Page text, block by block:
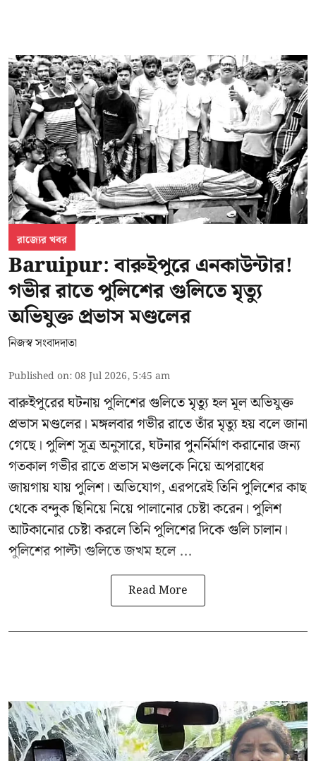
রাজ্যের খবর
Baruipur: বারুইপুরে এনকাউন্টার!
গভীর রাতে পুলিশের গুলিতে মৃত্যু
অভিযুক্ত প্রভাস মণ্ডলের
নিজস্ব সংবাদদাতা
Published on:08 Jul 2026, 5:45 am
বারুইপুরের ঘটনায় পুলিশের গুলিতে মৃত্যু হল মূল অভিযুক্ত
প্রভাস মণ্ডলের। মঙ্গলবার গভীর রাতে তাঁর মৃত্যু হয় বলে জানা
গেছে। পুলিশ সূত্র অনুসারে, ঘটনার পুনর্নির্মাণ করানোর জন্য
গতকাল গভীর রাতে প্রভাস মণ্ডলকে নিয়ে অপরাধের
জায়গায় যায় পুলিশ। অভিযোগ, এরপরেই তিনি পুলিশের কাছ
থেকে বন্দুক ছিনিয়ে নিয়ে পালানোর চেষ্টা করেন। পুলিশ
আটকানোর চেষ্টা করলে তিনি পুলিশের দিকে গুলি চালান।
পুলিশের পাল্টা গুলিতে জখম হলে ...
Read More